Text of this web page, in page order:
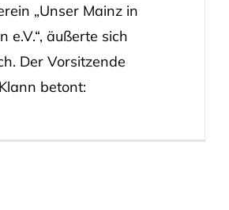
„Unser Mainz in
e.V.“, äußerte sich
Der Vorsitzende
betont: